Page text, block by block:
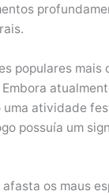
populares mais
uma atividade
possuía um
os maus